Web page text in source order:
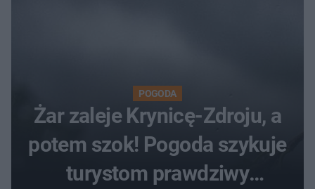
POGODA
Żar zaleje Krynicę-Zdroju, a
potem szok! Pogoda szykuje
turystom prawdziwy